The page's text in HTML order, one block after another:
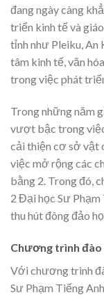
đang ngày càng
triển kinh tế và
tỉnh như Pleiku, An
tâm kinh tế, văn
trong việc phát
Trong những năm
vượt bậc trong
cải thiện cơ sở vật
việc mở rộng các
bằng 2. Trong đó,
2 Đại học Sư
thu hút đông đảo
Chương trình
Với chương trình
Sư Phạm Tiếng